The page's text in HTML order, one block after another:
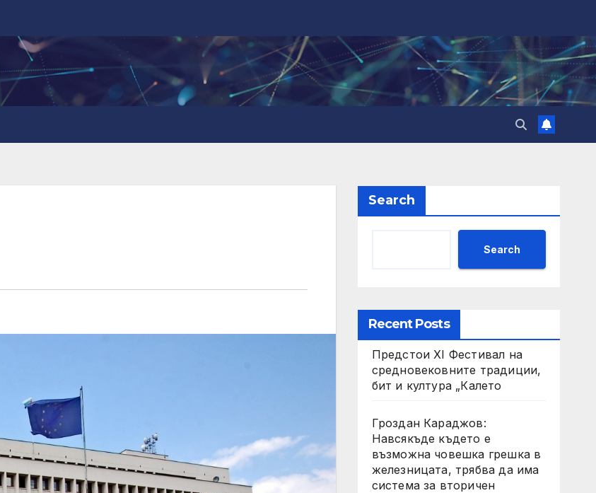
Search
Search
Recent Posts
Предстои XI Фестивал на
средновековните традиции,
бит и култура „Калето
Гроздан Караджов:
Навсякъде където е
възможна човешка грешка в
железницата, трябва да има
система за вторичен